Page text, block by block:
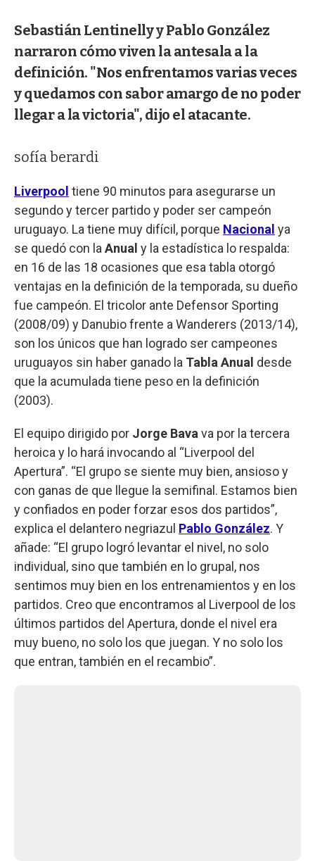
Sebastián Lentinelly y Pablo González
narraron cómo viven la antesala a la
definición. "Nos enfrentamos varias veces
y quedamos con sabor amargo de no poder
llegar a la victoria", dijo el atacante.
sofía berardi
Liverpool tiene 90 minutos para asegurarse un
segundo y tercer partido y poder ser campeón
uruguayo. La tiene muy difícil, porque Nacional ya
se quedó con la Anual y la estadística lo respalda:
en 16 de las 18 ocasiones que esa tabla otorgó
ventajas en la definición de la temporada, su dueño
fue campeón. El tricolor ante Defensor Sporting
(2008/09) y Danubio frente a Wanderers (2013/14),
son los únicos que han logrado ser campeones
uruguayos sin haber ganado la Tabla Anual desde
que la acumulada tiene peso en la definición
(2003).
El equipo dirigido por Jorge Bava va por la tercera
heroica y lo hará invocando al “Liverpool del
Apertura”. “El grupo se siente muy bien, ansioso y
con ganas de que llegue la semifinal. Estamos bien
y confiados en poder forzar esos dos partidos”,
explica el delantero negriazul Pablo González. Y
añade: “El grupo logró levantar el nivel, no solo
individual, sino que también en lo grupal, nos
sentimos muy bien en los entrenamientos y en los
partidos. Creo que encontramos al Liverpool de los
últimos partidos del Apertura, donde el nivel era
muy bueno, no solo los que juegan. Y no solo los
que entran, también en el recambio”.